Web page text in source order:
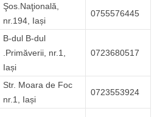
Şos.Naţională,
nr.194, Iași
0755576445
B-dul B-dul
.Primăverii, nr.1,
Iași
0723680517
Str. Moara de Foc
nr.1, Iași
0723553924